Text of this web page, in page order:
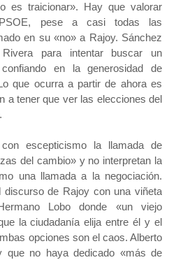
es traicionar». Hay que valorar
pese a casi todas las
en su «no» a Rajoy. Sánchez
para intentar buscar un
en la generosidad de
que ocurra a partir de ahora es
a tener que ver las elecciones del
escepticismo la llamada de
del cambio» y no interpretan la
una llamada a la negociación.
discurso de Rajoy con una viñeta
Lobo donde «un viejo
la ciudadanía elija entre él y el
opciones son el caos. Alberto
que no haya dedicado «más de